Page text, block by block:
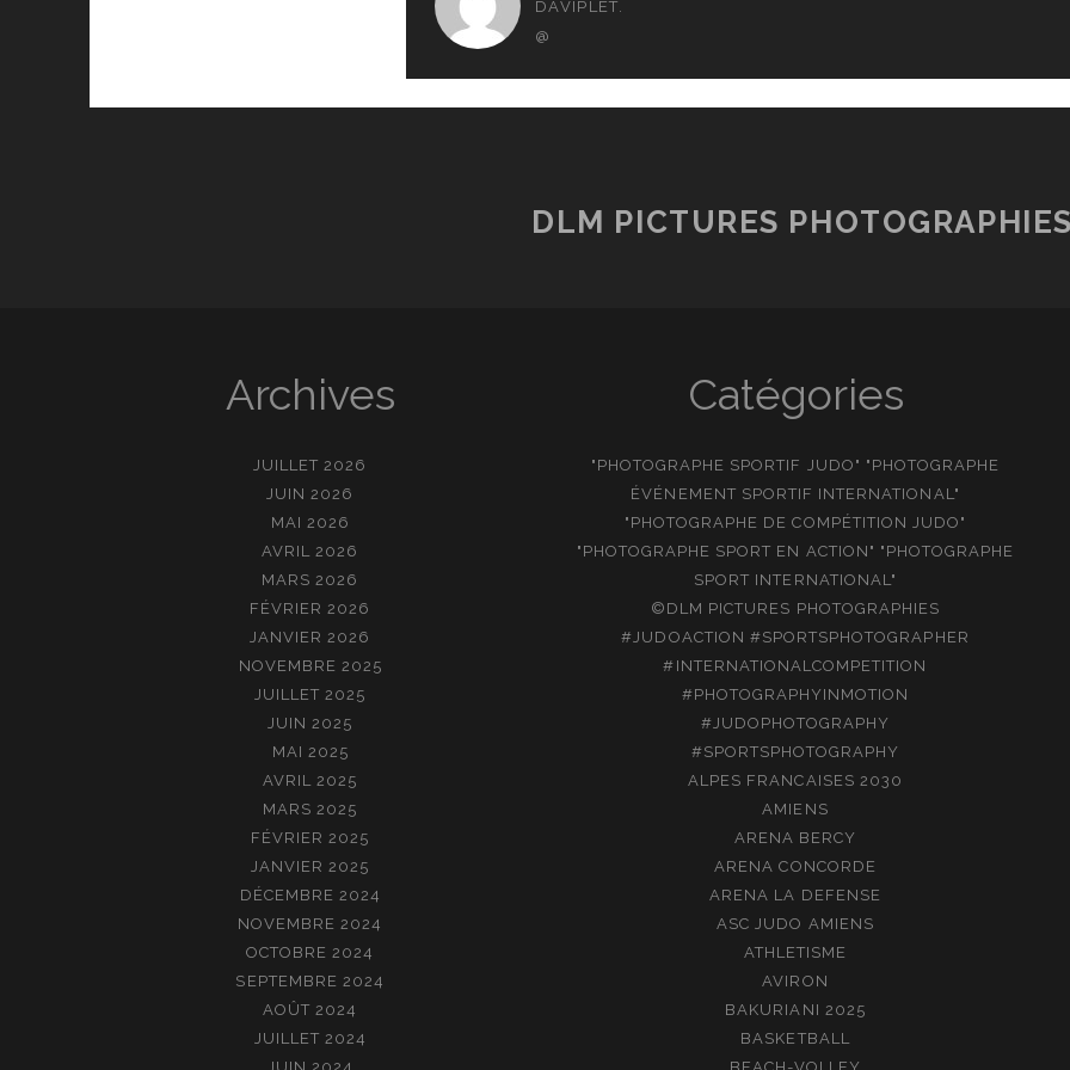
DAVIPLET.
@
DLM PICTURES PHOTOGRAPHIES
Archives
JUILLET 2026
JUIN 2026
MAI 2026
AVRIL 2026
MARS 2026
FÉVRIER 2026
JANVIER 2026
NOVEMBRE 2025
JUILLET 2025
JUIN 2025
MAI 2025
AVRIL 2025
MARS 2025
FÉVRIER 2025
JANVIER 2025
DÉCEMBRE 2024
NOVEMBRE 2024
OCTOBRE 2024
SEPTEMBRE 2024
AOÛT 2024
JUILLET 2024
Catégories
"PHOTOGRAPHE SPORTIF JUDO" "PHOTOGRAPHE
ÉVÉNEMENT SPORTIF INTERNATIONAL"
"PHOTOGRAPHE DE COMPÉTITION JUDO"
"PHOTOGRAPHE SPORT EN ACTION" "PHOTOGRAPHE
SPORT INTERNATIONAL"
©DLM PICTURES PHOTOGRAPHIES
#JUDOACTION #SPORTSPHOTOGRAPHER
#INTERNATIONALCOMPETITION
#PHOTOGRAPHYINMOTION
#JUDOPHOTOGRAPHY
#SPORTSPHOTOGRAPHY
ALPES FRANCAISES 2030
AMIENS
ARENA BERCY
ARENA CONCORDE
ARENA LA DEFENSE
ASC JUDO AMIENS
ATHLETISME
AVIRON
BAKURIANI 2025
BASKETBALL